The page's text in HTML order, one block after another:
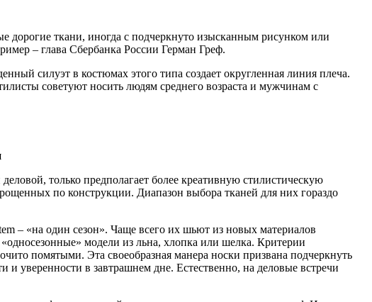
дорогие ткани, иногда с подчеркнуто изысканным рисунком или
– глава Сбербанка России Герман Греф.
силуэт в костюмах этого типа создает округленная линия плеча.
советуют носить людям среднего возраста и мужчинам с
только предполагает более креативную стилистическую
по конструкции. Диапазон выбора тканей для них гораздо
– «на один сезон». Чаще всего их шьют из новых материалов
модели из льна, хлопка или шелка. Критерии
помятыми. Эта своеобразная манера носки призвана подчеркнуть
и уверенности в завтрашнем дне. Естественно, на деловые встречи